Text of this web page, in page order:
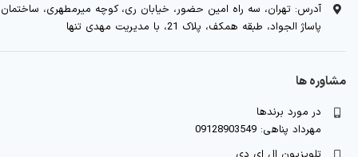
آدرس: تهران، سه راه امین حضور، خیابان ری، کوچه میرمطهری، ساختمان
پاساژ الجواد، طبقه همکف، پلاک 21، با مدیریت مهدی تنها
مشاوره ها
در مورد برندها
مهرداد پناهی: 09128903549